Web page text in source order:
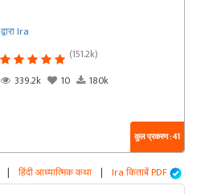
द्वारा Ira
(151.2k)
339.2k
10 180k
कुल प्रकरण : 41
| हिंदी आध्यात्मिक कथा | Ira किताबें PDF